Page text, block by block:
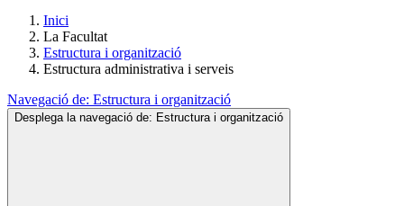
Inici
La Facultat
Estructura i organització
Estructura administrativa i serveis
Navegació de: Estructura i organització
Desplega la navegació de: Estructura i organització